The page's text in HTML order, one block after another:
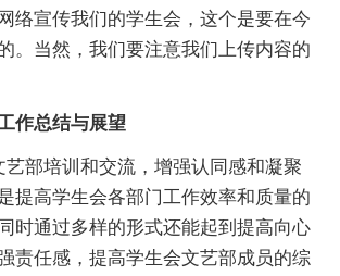
络宣传我们的学生会，这个是要在今
。当然，我们要注意我们上传内容的
总结与展望
部培训和交流，增强认同感和凝聚
提高学生会各部门工作效率和质量的
时通过多样的形式还能起到提高向心
责任感，提高学生会文艺部成员的综